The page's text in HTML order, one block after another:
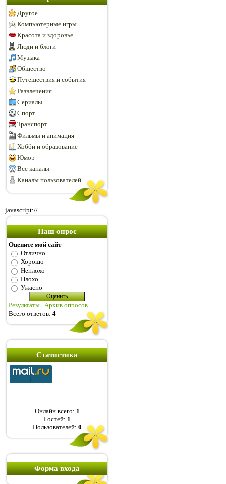
Другое
Компьютерные игры
Красота и здоровье
Люди и блоги
Музыка
Общество
Путешествия и события
Развлечения
Сериалы
Спорт
Транспорт
Фильмы и анимация
Хобби и образование
Юмор
Все каналы
Каналы пользователей
javascript://
Наш опрос
Оцените мой сайт
Отлично
Хорошо
Неплохо
Плохо
Ужасно
Результаты | Архив опросов
Всего ответов: 4
Статистика
Онлайн всего: 1
Гостей: 1
Пользователей: 0
Форма входа